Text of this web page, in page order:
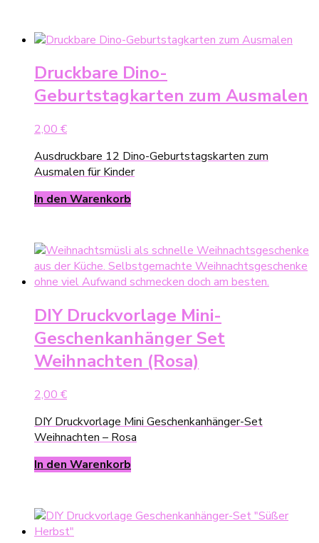
Druckbare Dino-
Geburtstagkarten zum Ausmalen
2,00 €
Ausdruckbare 12 Dino-Geburtstagskarten zum
Ausmalen für Kinder
In den Warenkorb
DIY Druckvorlage Mini-
Geschenkanhänger Set
Weihnachten (Rosa)
2,00 €
DIY Druckvorlage Mini Geschenkanhänger-Set
Weihnachten – Rosa
In den Warenkorb